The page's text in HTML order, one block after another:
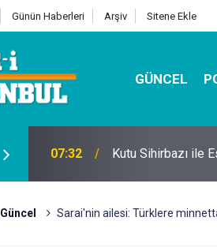
Günün Haberleri Arşiv Sitene Ekle
GÜNCEL
15:11 Mobil Araçlarla
Güncel Sarai'nin ailesi: Türklere